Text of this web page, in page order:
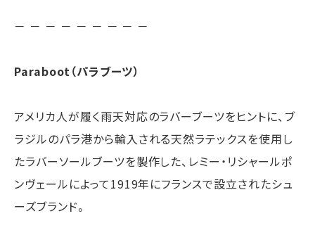
－ － － － － － － － －
Paraboot（パラブーツ）
アメリカ人が履く雨天対応のラバーブーツをヒントに、ブ
ラジルのパラ港から輸入される天然ラテックスを使用し
たラバーソールブーツを製作した、レミー・リシャールポ
ンヴェールによって1919年にフランスで設立されたシュ
ーズブランド。